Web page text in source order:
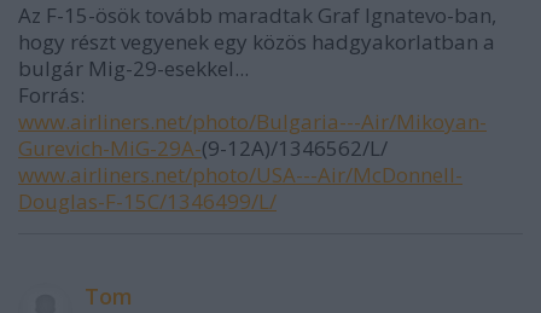
Az F-15-ösök tovább maradtak Graf Ignatevo-ban,
hogy részt vegyenek egy közös hadgyakorlatban a
bulgár Mig-29-esekkel...
Forrás:
www.airliners.net/photo/Bulgaria---Air/Mikoyan-
Gurevich-MiG-29A-(9-12A)/1346562/L/
www.airliners.net/photo/USA---Air/McDonnell-
Douglas-F-15C/1346499/L/
Tom